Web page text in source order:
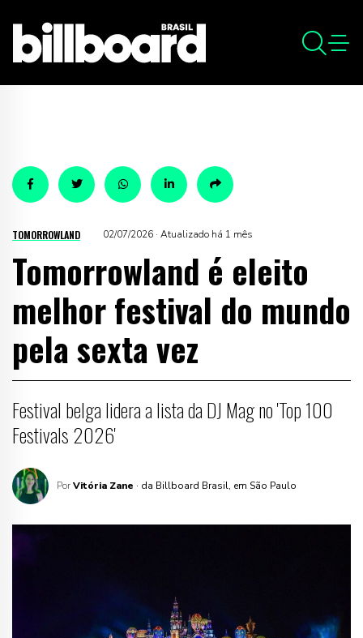
TOMORROWLAND 02/07/2026 · Atualizado há 1 mês
Tomorrowland é eleito
melhor festival do mundo
pela sexta vez
Festival belga lidera a lista da DJ Mag no 'Top 100
Festivals 2026'
PorVitória Zane · da Billboard Brasil, em São Paulo